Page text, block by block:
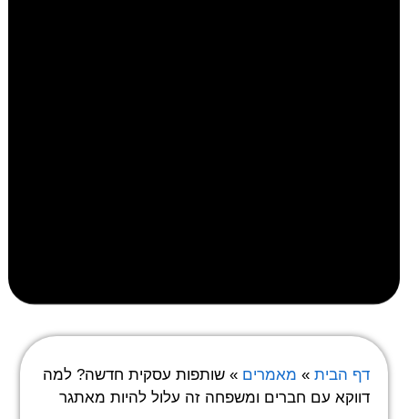
דף הבית » מאמרים »שותפות עסקית חדשה? למה
דווקא עם חברים ומשפחה זה עלול להיות מאתגר